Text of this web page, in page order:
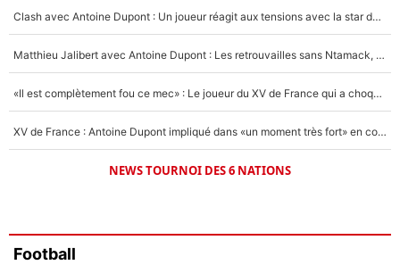
5% Clash avec Antoine Dupont : Un joueur réagit aux tensions avec la star du XV de France !
Matthieu Jalibert avec Antoine Dupont : Les retrouvailles sans Ntamack, «il y a eu des discussions»
«Il est complètement fou ce mec» : Le joueur du XV de France qui a choqué Matthieu Jalibert !
XV de France : Antoine Dupont impliqué dans «un moment très fort» en coulisses
NEWS TOURNOI DES 6 NATIONS
Football